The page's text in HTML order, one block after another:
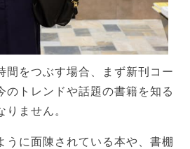
間をつぶす場合、まず新刊コー
のトレンドや話題の書籍を知る
りません。
うに面陳されている本や、書棚